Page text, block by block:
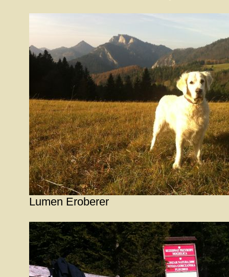
Lumen Eroberer